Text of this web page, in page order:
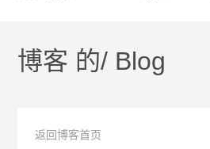
博客 的/ Blog
返回博客首页